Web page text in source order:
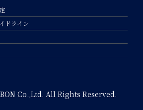
ドライン
Co.,Ltd. All Rights Reserved.